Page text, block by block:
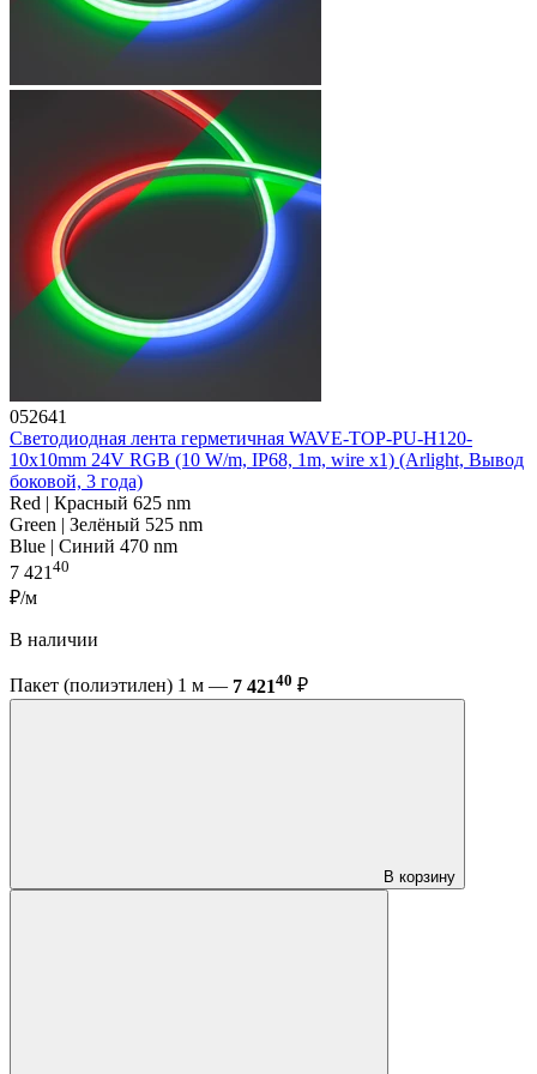
052641
Светодиодная лента герметичная WAVE-TOP-PU-H120-
10x10mm 24V RGB (10 W/m, IP68, 1m, wire x1) (Arlight, Вывод
боковой, 3 года)
Red | Красный 625 nm
Green | Зелёный 525 nm
Blue | Синий 470 nm
7 42140
₽/м
В наличии
Пакет (полиэтилен) 1 м — 7 42140 ₽
В корзину